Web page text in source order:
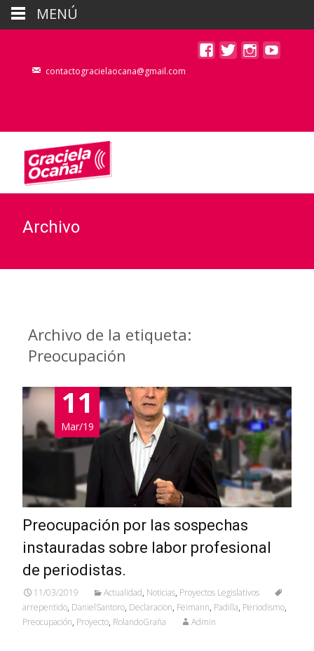
contactogracielaocana@gmail.com
Archivo
Archivo de la etiqueta:
Preocupación
11
Mar/19
Preocupación por las sospechas
instauradas sobre labor profesional
de periodistas.
11/03/2019 Actualidad, Noticias, Proyectos Legislativos
arrepentido, DanielSantoro, Declaracion, Feimann, Padilla, Periodismo,
Preocupación, Proyecto, RolandoGraña Admin
MENÚ